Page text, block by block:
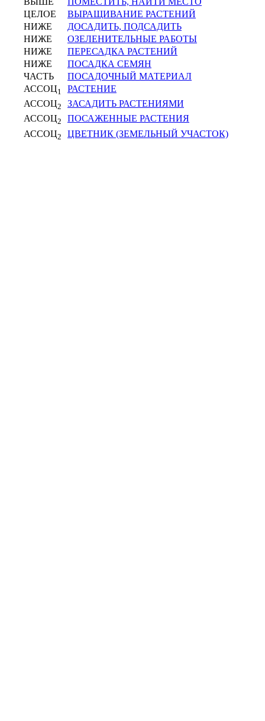
ЦЕЛОЕ
ВЫРАЩИВАНИЕ РАСТЕНИЙ
НИЖЕ
ДОСАДИТЬ, ПОДСАДИТЬ
НИЖЕ
ОЗЕЛЕНИТЕЛЬНЫЕ РАБОТЫ
НИЖЕ
ПЕРЕСАДКА РАСТЕНИЙ
НИЖЕ
ПОСАДКА СЕМЯН
ЧАСТЬ
ПОСАДОЧНЫЙ МАТЕРИАЛ
АССОЦ1
РАСТЕНИЕ
АССОЦ2
ЗАСАДИТЬ РАСТЕНИЯМИ
АССОЦ2
ПОСАЖЕННЫЕ РАСТЕНИЯ
АССОЦ2 ЦВЕТНИК (ЗЕМЕЛЬНЫЙ УЧАСТОК)